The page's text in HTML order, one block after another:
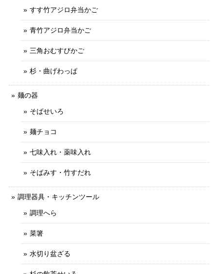
すす竹アジロ弁当かご
青竹アジロ弁当かご
三角おむすびかご
杉・曲げわっぱ
麺の器
そばせいろ
麺チョコ
七味入れ・薬味入れ
そばみす・竹すだれ
調理器具・キッチンツール
調理へら
菜箸
水切り盆ざる